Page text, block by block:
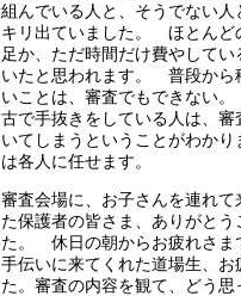
組んでいる人と、そうでない人
キリ出ていました。 ほとんど
足か、ただ時間だけ費やしてい
いたと思われます。 普段から
いことは、審査でもできな
古で手抜きをしている人は、審
いてしまうということがわか
は各人に任せます。
審査会場に、お子さんを連れて
た保護者の皆さま、ありがとう
た。 休日の朝からお疲れさ
手伝いに来てくれた道場生、お
た。審査の内容を観て、どう思